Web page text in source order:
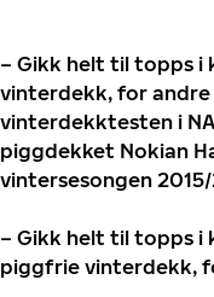
– Gikk helt til topps
vinterdekk, for andre
vinterdekktesten i
piggdekket Nokian
vintersesongen
– Gikk helt til topps
piggfrie vinterdekk,